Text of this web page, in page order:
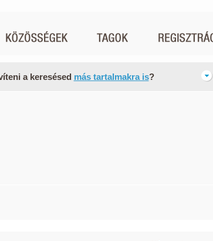
a keresésed más tartalmakra is?